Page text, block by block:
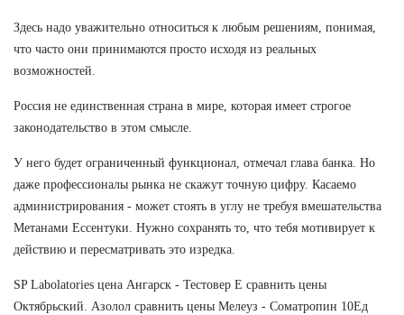
Здесь надо уважительно относиться к любым решениям, понимая,
что часто они принимаются просто исходя из реальных
возможностей.
Россия не единственная страна в мире, которая имеет строгое
законодательство в этом смысле.
У него будет ограниченный функционал, отмечал глава банка. Но
даже профессионалы рынка не скажут точную цифру. Касаемо
администрирования - может стоять в углу не требуя вмешательства
Метанами Ессентуки. Нужно сохранять то, что тебя мотивирует к
действию и пересматривать это изредка.
SP Labolatories цена Ангарск - Тестовер Е сравнить цены
Октябрьский. Азолол сравнить цены Мелеуз - Cоматропин 10Ед